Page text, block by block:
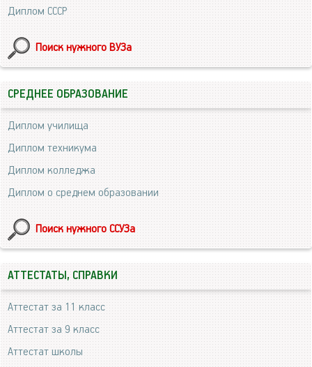
Диплом СССР
Поиск нужного ВУЗа
СРЕДНЕЕ ОБРАЗОВАНИЕ
Диплом училища
Диплом техникума
Диплом колледжа
Диплом о среднем образовании
Поиск нужного ССУЗа
АТТЕСТАТЫ, СПРАВКИ
Аттестат за 11 класс
Аттестат за 9 класс
Аттестат школы